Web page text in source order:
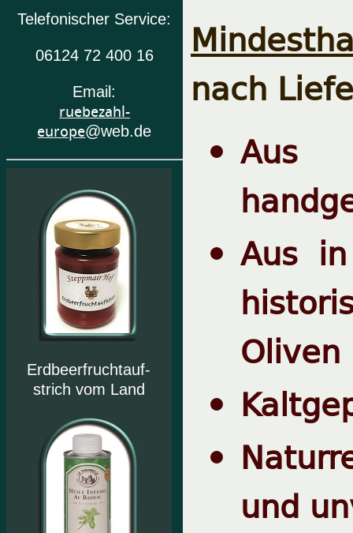
Telefonischer Service:
06124 72 400 16
Email:
ruebezahl-
europe@web.de
Erdbeerfruchtauf-
strich vom Land
nach
Aus
Oliven
und